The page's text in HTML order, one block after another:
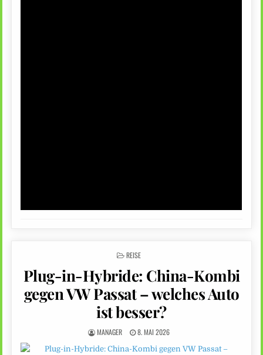
POSTED
REISE
Plug-in-Hybride: China-Kombi
gegen VW Passat – welches Auto
ist besser?
MANAGER 8. MAI 2026